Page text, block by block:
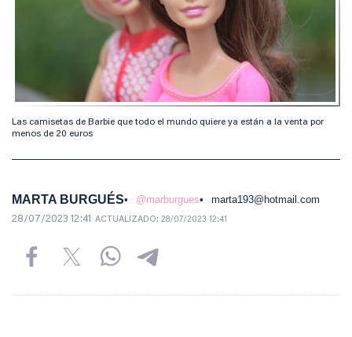
Las camisetas de Barbie que todo el mundo quiere ya están a la venta por
menos de 20 euros
MARTA BURGUÉS @marburgues marta193@hotmail.com
28/07/2023 12:41 ACTUALIZADO: 28/07/2023 12:41